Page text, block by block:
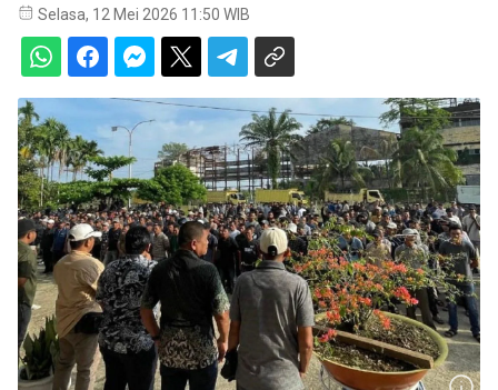
Selasa, 12 Mei 2026 11:50 WIB